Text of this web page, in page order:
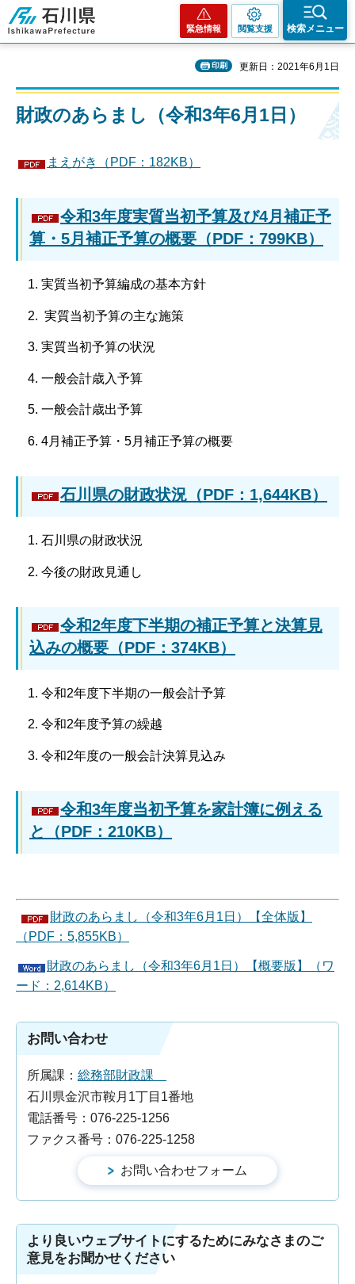
石川県
緊急情報 閲覧支援 検索メニュー
印刷 更新日：2021年6月1日
財政のあらまし（令和3年6月1日）
まえがき（PDF：182KB）
令和3年度実質当初予算及び4月補正予
算・5月補正予算の概要（PDF：799KB）
実質当初予算編成の基本方針
実質当初予算の主な施策
実質当初予算の状況
一般会計歳入予算
一般会計歳出予算
4月補正予算・5月補正予算の概要
石川県の財政状況（PDF：1,644KB）
石川県の財政状況
今後の財政見通し
令和2年度下半期の補正予算と決算見
込みの概要（PDF：374KB）
令和2年度下半期の一般会計予算
令和2年度予算の繰越
令和2年度の一般会計決算見込み
令和3年度当初予算を家計簿に例える
と（PDF：210KB）
財政のあらまし（令和3年6月1日）【全体版】
（PDF：5,855KB）
財政のあらまし（令和3年6月1日）【概要版】（ワ
ード：2,614KB）
お問い合わせ
所属課： 総務部財政課
石川県金沢市鞍月1丁目1番地
電話番号：076-225-1256
ファクス番号：076-225-1258
より良いウェブサイトにするためにみなさまのご
意見をお聞かせください